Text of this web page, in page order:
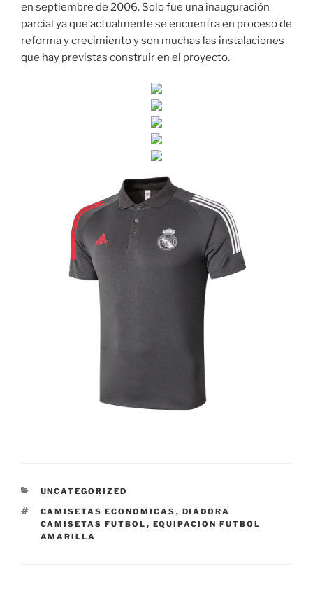
en septiembre de 2006. Solo fue una inauguración
parcial ya que actualmente se encuentra en proceso de
reforma y crecimiento y son muchas las instalaciones
que hay previstas construir en el proyecto.
CATEGORÍAS
UNCATEGORIZED
ETIQUETAS
CAMISETAS ECONOMICAS , DIADORA
CAMISETAS FUTBOL , EQUIPACION FUTBOL
AMARILLA